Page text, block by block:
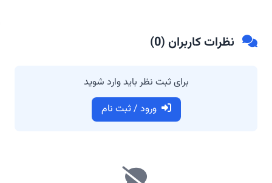
نظرات کاربران (0
)
برای ثبت نظر باید وارد شوید
ورود / ثبت نام